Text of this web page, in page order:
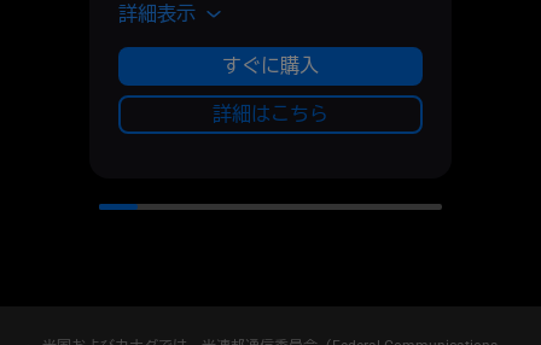
詳細表示
すぐに購入
詳細はこちら